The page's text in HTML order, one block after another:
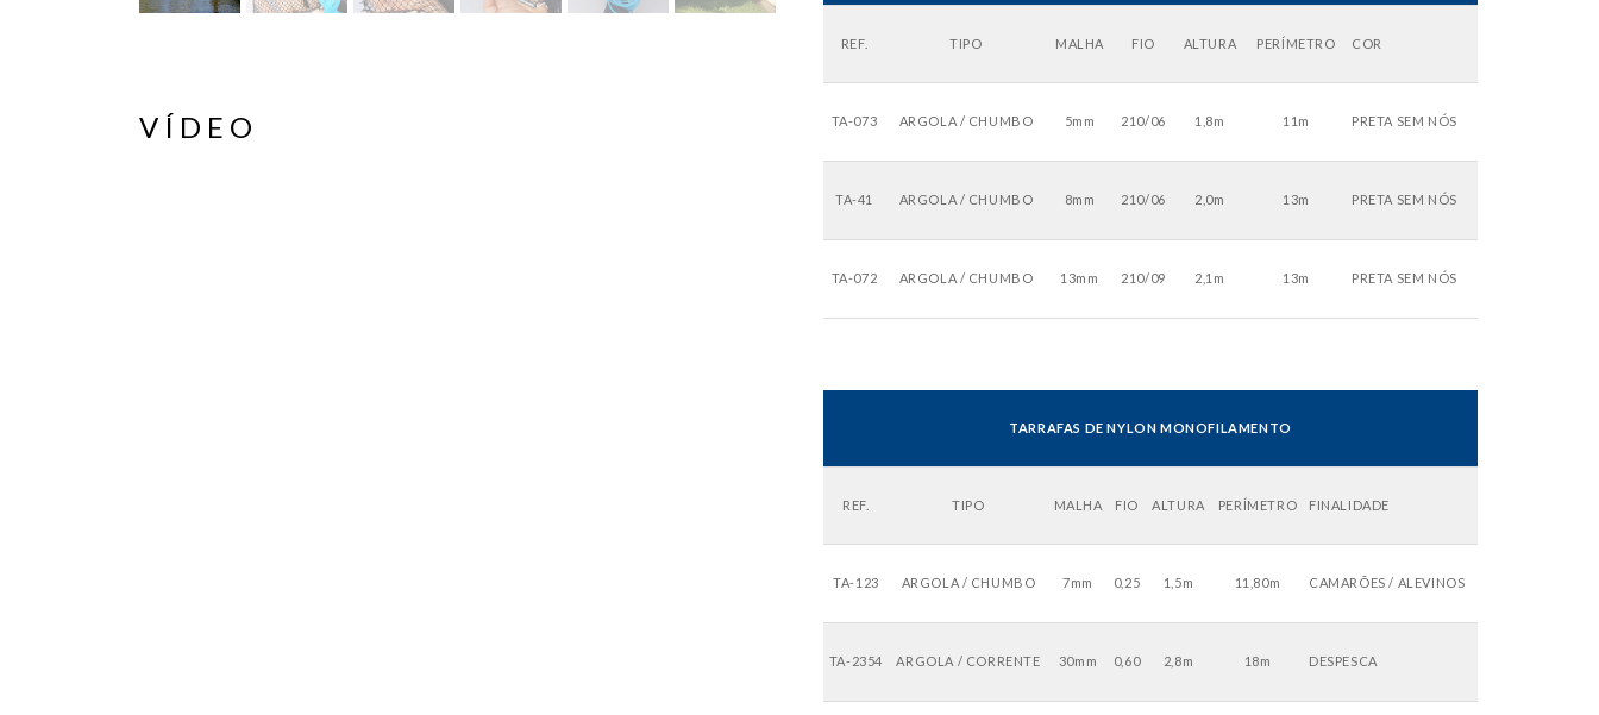
VÍDEO
REF. TIPO MALHA FIO ALTURA PERÍMETRO COR
TA-073 ARGOLA / CHUMBO 5mm 210/06 1,8m 11m PRETA SEM NÓS
TA-41 ARGOLA / CHUMBO 8mm 210/06 2,0m 13m PRETA SEM NÓS
TA-072 ARGOLA / CHUMBO 13mm 210/09 2,1m 13m PRETA SEM NÓS
TARRAFAS DE NYLON MONOFILAMENTO
REF. TIPO MALHA FIO ALTURA PERÍMETRO FINALIDADE
TA-123 ARGOLA / CHUMBO 7mm 0,25 1,5m 11,80m CAMARÕES / ALEVINOS
TA-2354 ARGOLA / CORRENTE 30mm 0,60 2,8m 18m DESPESCA